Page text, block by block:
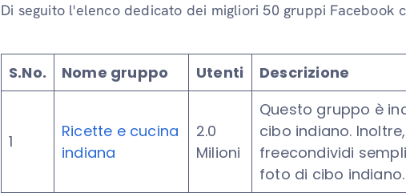
Di seguito l'elenco dedicato dei migliori 50 gruppi Facebook
S.No. Nome gruppo Utenti Descrizione
1
Ricette e cucina
indiana
2.0
Milioni
Questo gruppo è
cibo indiano.
freecondividi
foto di cibo indiano.